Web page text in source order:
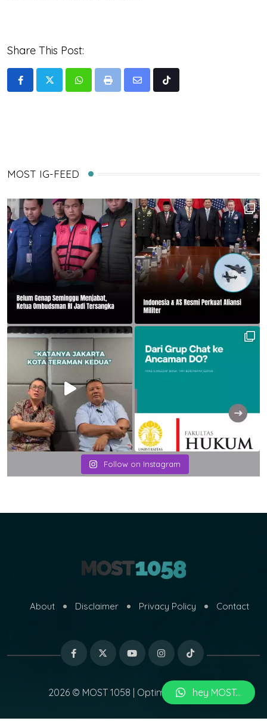
Share This Post:
WhatsappPrint
Share
Tiktok
MOST IG-FEED
Follow on Instagram
About Disclaimer Privacy Policy Contact
2026 © MOST 1058 | Optimized byMARI
hey MOST...